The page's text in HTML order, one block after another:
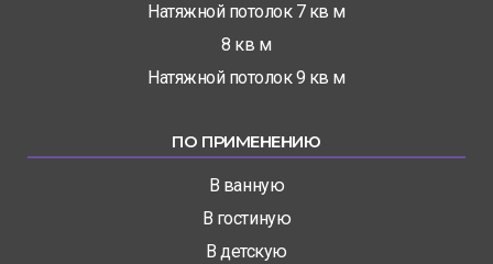
Натяжной потолок 7 кв м
8 кв м
Натяжной потолок 9 кв м
ПО ПРИМЕНЕНИЮ
В ванную
В гостиную
В детскую